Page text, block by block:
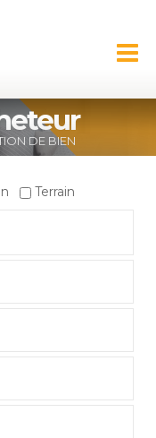
DE BIEN
Terrain